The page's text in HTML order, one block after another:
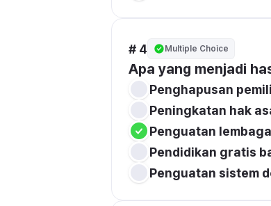
# 4 Multiple Choice
Apa yang menjadi
Penghapusan
Peningkatan hak
Penguatan
Pendidikan gratis
Penguatan sistem